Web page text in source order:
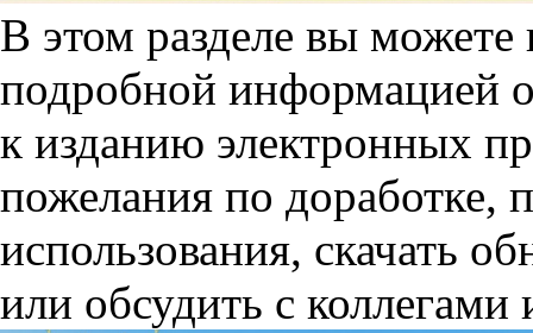
В этом разделе вы можете
подробной информацией
к изданию электронных
пожелания по доработке,
использования, скачать
или обсудить с